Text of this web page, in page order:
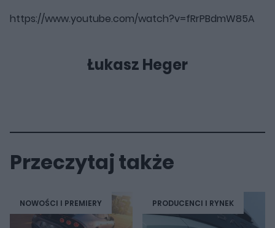
https://www.youtube.com/watch?v=fRrPBdmW85A
Łukasz Heger
Przeczytaj także
NOWOŚCI I PREMIERY PRODUCENCI I RYNEK